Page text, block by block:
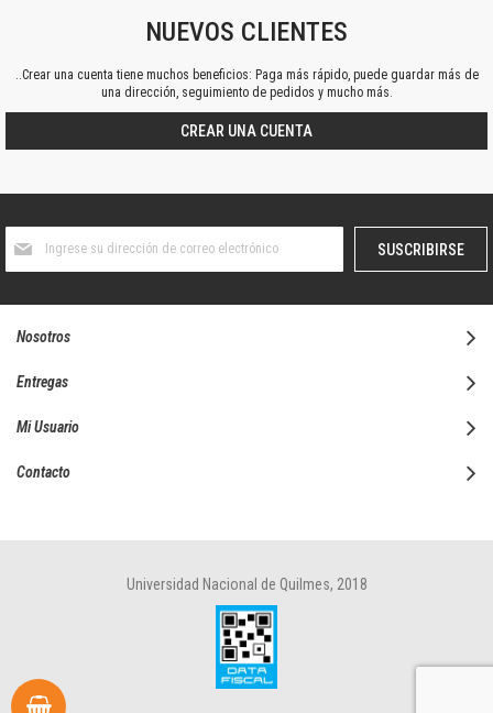
NUEVOS CLIENTES
..Crear una cuenta tiene muchos beneficios: Paga más rápido, puede guardar más de
una dirección, seguimiento de pedidos y mucho más.
CREAR UNA CUENTA
boletín
SUSCRIBIRSE
Nosotros
Entregas
Mi Usuario
Contacto
Universidad Nacional de Quilmes, 2018